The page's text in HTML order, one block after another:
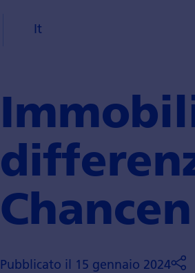
It
Chancen
Pubblicato il 15 gennaio 2024